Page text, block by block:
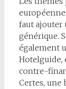
faut ajouter
générique.
également
Hotelguide,
contre-
Certes,